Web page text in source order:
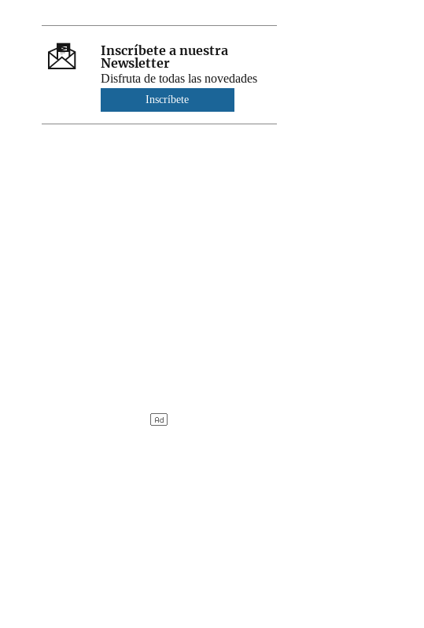
Inscríbete a nuestra
Newsletter
Disfruta de todas las novedades
Inscríbete